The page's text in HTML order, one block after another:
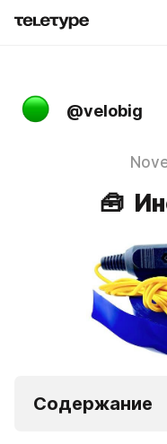
@velobig
🧰
Содержание